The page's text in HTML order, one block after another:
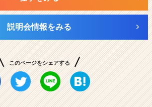
説明会情報をみる
このページをシェアする